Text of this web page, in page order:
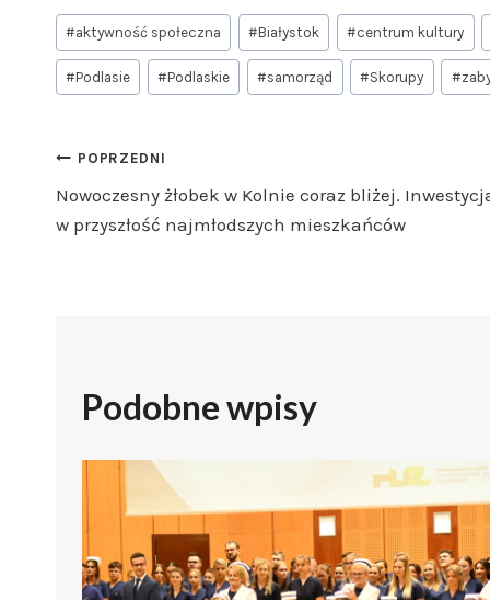
Tagi
wpisu:
#aktywność społeczna #Białystok #centrum kultury
#Podlasie #Podlaskie #samorząd #Skorupy #
Nawigacja
wpisu
POPRZEDNI
Nowoczesny żłobek w Kolnie coraz bliżej.
w przyszłość najmłodszych mieszkańców
Podobne wpisy